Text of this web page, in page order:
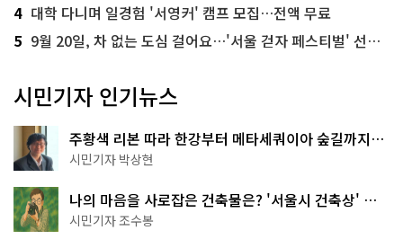
4 대학 다니며 일경험 '서영커' 캠프 모집…전액 무료
5 9월 20일, 차 없는 도심 걸어요…'서울 걷자 페스티벌' 선착순 5천명
시민기자 인기뉴스
주황색 리본 따라 한강부터 메타세쿼이아 숲길까지…
서울둘레길 15코스
시민기자 박상현
나의 마음을 사로잡은 건축물은? '서울시 건축상' 수
상작 공개!
시민기자 조수봉